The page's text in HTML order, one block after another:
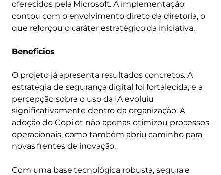
oferecidos pela Microsoft. A implementação
contou com o envolvimento direto da diretoria, o
que reforçou o caráter estratégico da iniciativa.
Benefícios
O projeto já apresenta resultados concretos. A
estratégia de segurança digital foi fortalecida, e a
percepção sobre o uso da IA evoluiu
significativamente dentro da organização. A
adoção do Copilot não apenas otimizou processos
operacionais, como também abriu caminho para
novas frentes de inovação.
Com uma base tecnológica robusta, segura e